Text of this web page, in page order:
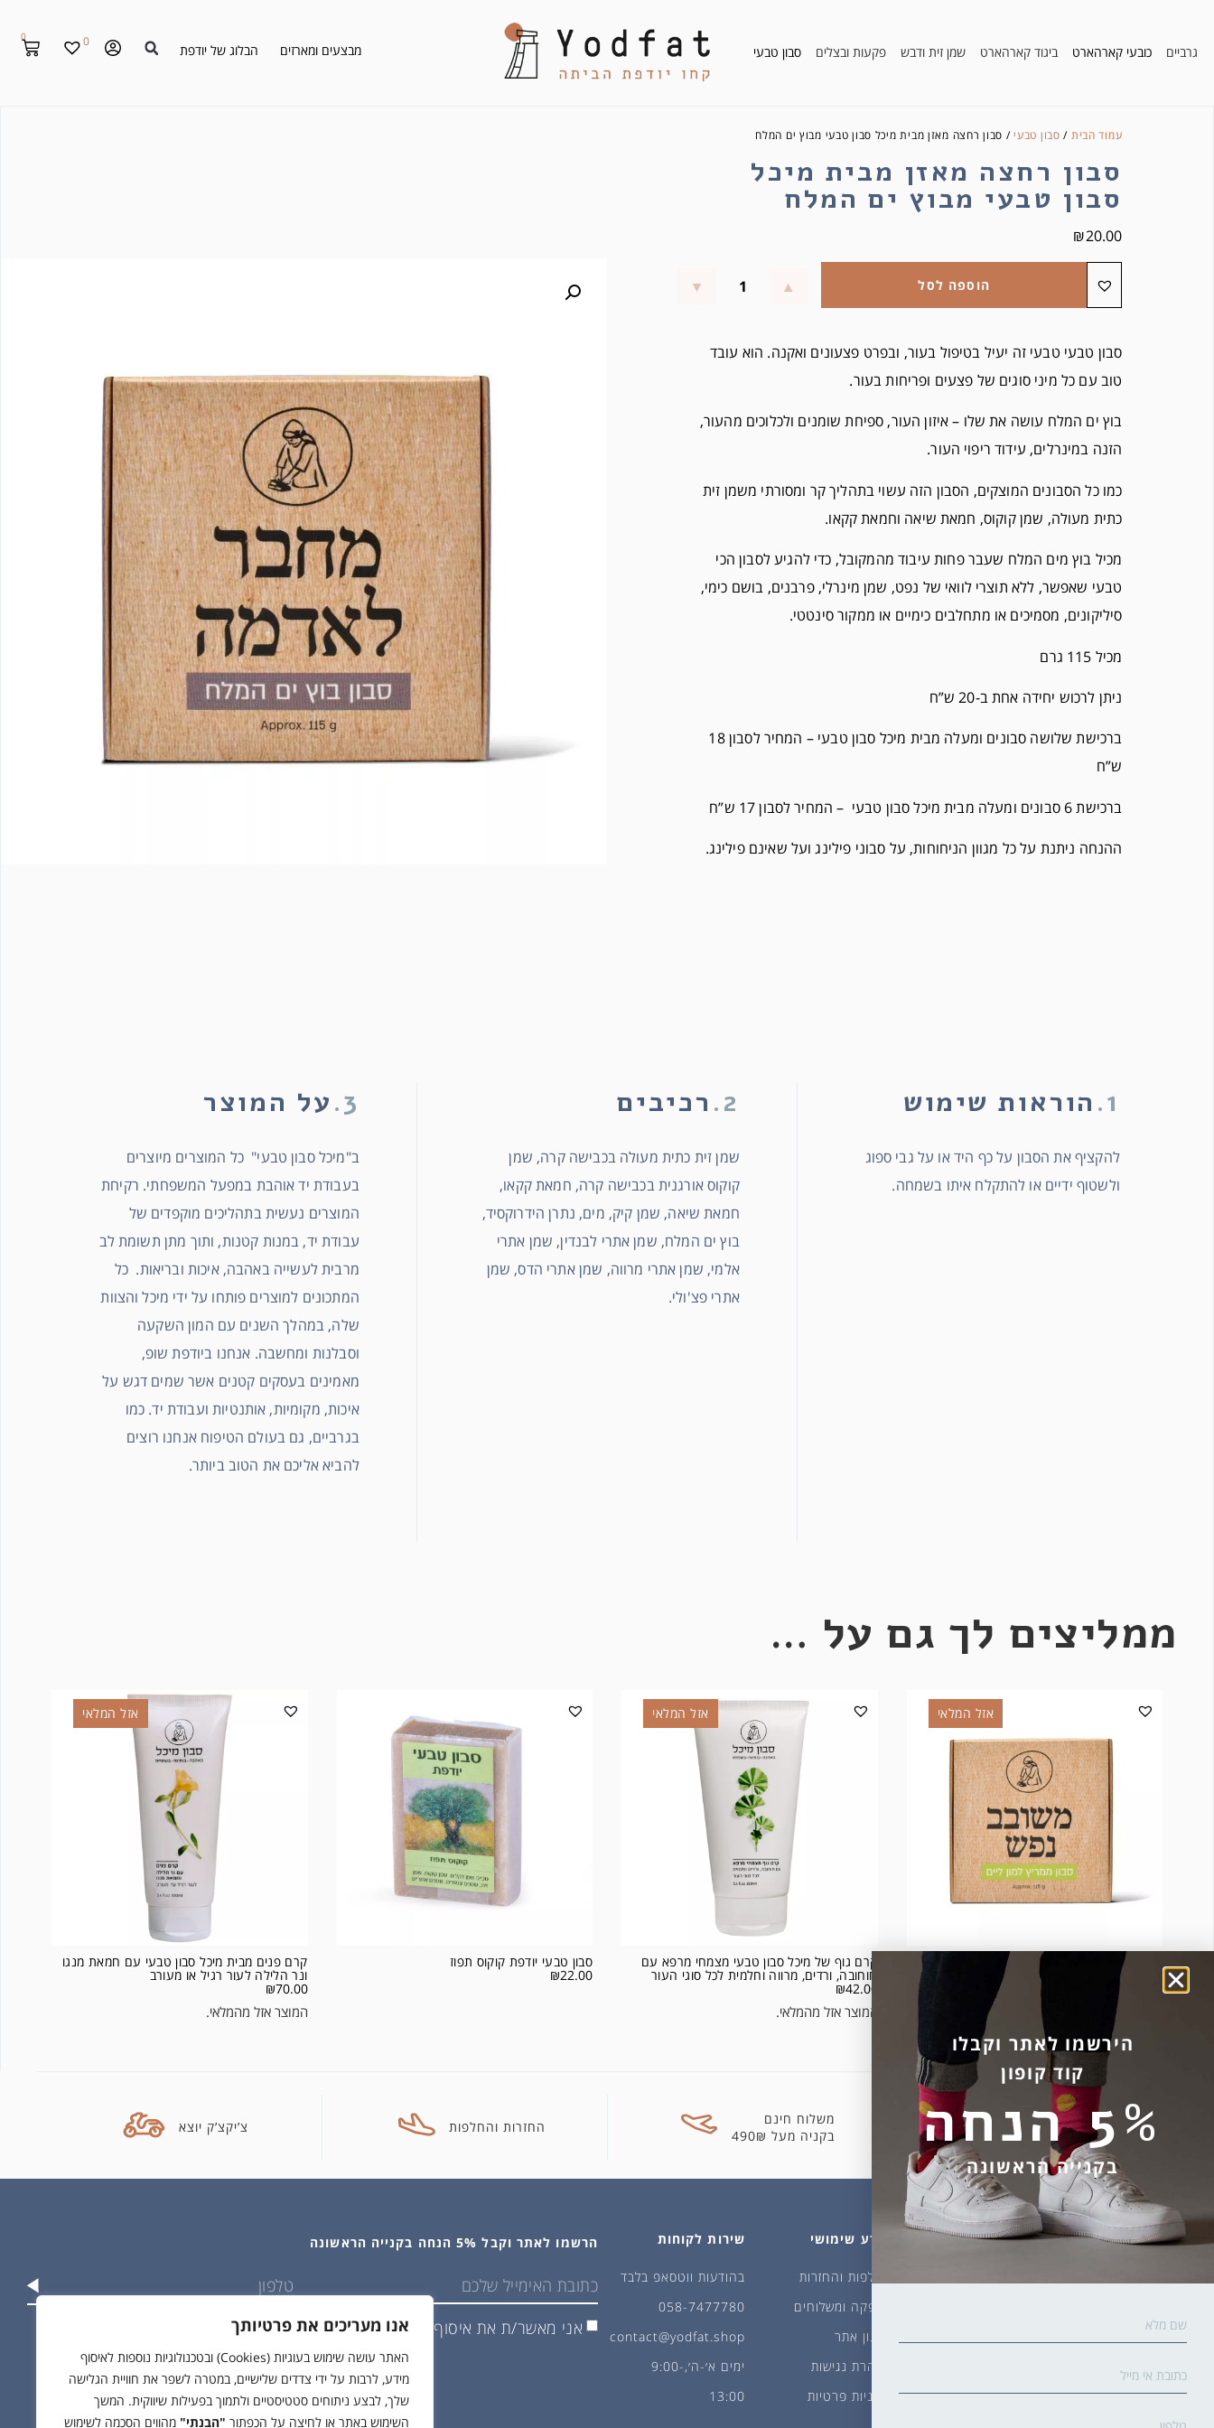
אנו מעריכים את פרטיותך
האתר עושה שימוש בעוגיות (Cookies) ובטכנולוגיות נוספות לאיסוף
מידע, לרבות על ידי צדדים שלישיים, במטרה לשפר את חוויית הגלישה
שלך, לבצע ניתוחים סטטיסטיים ולתמוך בפעילות שיווקית. המשך
השימוש באתר או לחיצה על הכפתור "הבנתי" מהווים הסכמה לשימוש
0 0
מבצעים ומארזים הבלוג של יודפת סבון טבעי פקעות ובצלים שמן זית ודבש ביגוד קארהארט כובעי קארהארט גרביים
עמוד הבית / סבון טבעי/ סבון רחצה מאזן מבית מיכל סבון טבעי מבוץ ים המלח
סבון רחצה מאזן מבית מיכל
סבון טבעי מבוץ ים המלח
₪20.00
הוספה לסל
סבון טבעי טבעי זה יעיל בטיפול בעור, ובפרט פצעונים ואקנה. הוא עובד
טוב עם כל מיני סוגים של פצעים ופריחות בעור.
בוץ ים המלח עושה את שלו – איזון העור, ספיחת שומנים ולכלוכים מהעור,
הזנה במינרלים, עידוד ריפוי העור.
כמו כל הסבונים המוצקים, הסבון הזה עשוי בתהליך קר ומסורתי משמן זית
כתית מעולה, שמן קוקוס, חמאת שיאה וחמאת קקאו.
מכיל בוץ מים המלח שעבר פחות עיבוד מהמקובל, כדי להגיע לסבון הכי
טבעי שאפשר, ללא תוצרי לוואי של נפט, שמן מינרלי, פרבנים, בושם כימי,
סיליקונים, מסמיכים או מתחלבים כימיים או ממקור סינטטי.
מכיל 115 גרם
ניתן לרכוש יחידה אחת ב-20 ש”ח
ברכישת שלושה סבונים ומעלה מבית מיכל סבון טבעי – המחיר לסבון 18
ש”ח
ברכישת 6 סבונים ומעלה מבית מיכל סבון טבעי – המחיר לסבון 17 ש”ח
ההנחה ניתנת על כל מגוון הניחוחות, על סבוני פילינג ועל שאינם פילינג.
1. הוראות שימוש
להקציף את הסבון על כף היד או על גבי ספוג
ולשטוף ידיים או להתקלח איתו בשמחה.
2. רכיבים
שמן זית כתית מעולה בכבישה קרה, שמן
קוקוס אורגנית בכבישה קרה, חמאת קקאו,
חמאת שיאה, שמן קיק, מים, נתרן הידרוקסיד,
בוץ ים המלח, שמן אתרי לבנדין, שמן אתרי
אלמי, שמן אתרי מרווה, שמן אתרי הדס, שמן
אתרי פצ'ולי.
3. על המוצר
ב"מיכל סבון טבעי" כל המוצרים מיוצרים
בעבודת יד אוהבת במפעל המשפחתי. רקיחת
המוצרים נעשית בתהליכים מוקפדים של
עבודת יד, במנות קטנות, ותוך מתן תשומת לב
מרבית לעשייה באהבה, איכות ובריאות. כל
המתכונים למוצרים פותחו על ידי מיכל והצוות
שלה, במהלך השנים עם המון השקעה
וסבלנות ומחשבה. אנחנו ביודפת שופ,
מאמינים בעסקים קטנים אשר שמים דגש על
איכות, מקומיות, אותנטיות ועבודת יד. כמו
בגרביים, גם בעולם הטיפוח אנחנו רוצים
להביא אליכם את הטוב ביותר.
ממליצים לך גם על …
אזל המלאי
סבון רחצה ממריץ מבית מיכל סבון טבעי- לימון
ליים ומנטה
המוצר אזל מהמלאי.
אזל המלאי
קרם גוף של מיכל סבון טבעי מצמחי מרפא עם
חוחובה, ורדים, מרווה וחלמית לכל סוגי העור
₪42.00
המוצר אזל מהמלאי.
סבון טבעי יודפת קוקוס תפוז
₪22.00
אזל המלאי
קרם פנים מבית מיכל סבון טבעי עם חמאת מנגו
ונר הלילה לעור רגיל או מעורב
₪70.00
המוצר אזל מהמלאי.
קניה מאובטחת
משלוח חינם
בקניה מעל 490₪
החזרות והחלפות צ’יקצ’ק יוצא
מהחנות
ארכיון
עלינו מידע שימושי
החלפות והחזרות
אספקה ומשלוחים
תקנון אתר
הצהרת נגישות
מדיניות פרטיות
שירות לקוחות
בהודעות ווטסאפ בלבד
058-7477780
contact@yodfat.shop
ימים א׳-ה׳,9:00-
13:00
הרשמו לאתר וקבל 5% הנחה בקנייה הראשונה
אני מאשר/ת את איסוף ושימוש בפרטים שלי בהתאם למדיניות הפרטיות
הירשמו לאתר וקבלו
קוד קופון
5% הנחה
בקנייה הראשונה